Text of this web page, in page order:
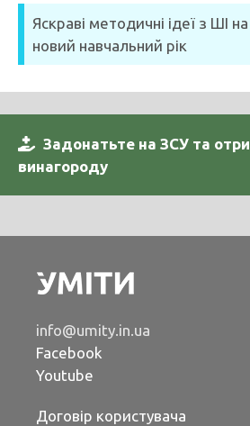
Яскраві методичні ідеї з ШІ на
новий навчальний рік
Задонатьте на ЗСУ та
винагороду
info@umity.in.ua
Facebook
Youtube
Договір користувача